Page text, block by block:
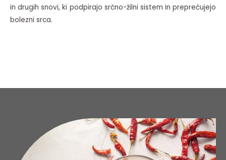
in drugih snovi, ki podpirajo srčno-žilni sistem in preprečujejo
bolezni srca.